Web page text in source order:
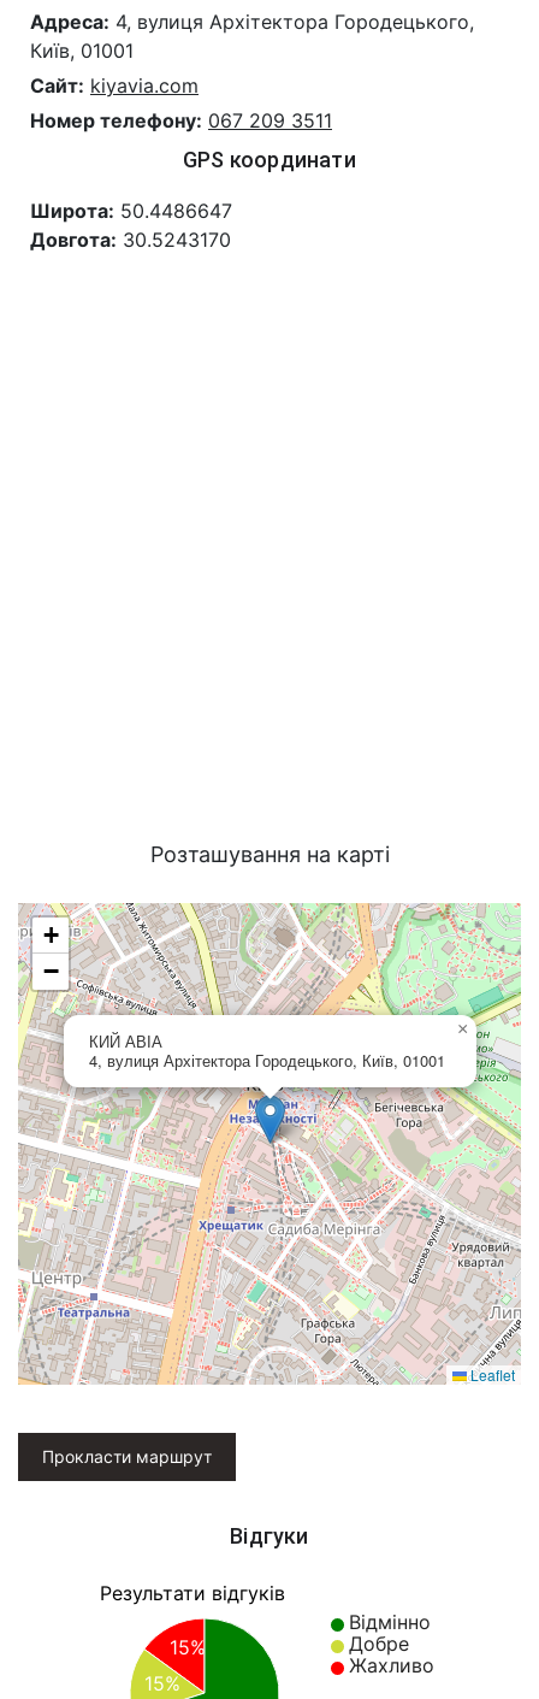
Адреса: 4, вулиця Архітектора Городецького,
Київ, 01001
Сайт: kiyavia.com
Номер телефону: 067 209 3511
GPS координати
Широта: 50.4486647
Довгота: 30.5243170
Розташування на карті
КИЙ АВІА
4, вулиця Архітектора Городецького, Київ, 01001
×
+
−
Leaflet
Прокласти маршрут
Відгуки
Результати відгуків
Відмінно
Добре
Жахливо
15%
15%